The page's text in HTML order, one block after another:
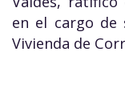
en el cargo
Vivienda de